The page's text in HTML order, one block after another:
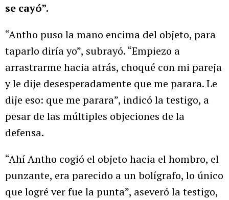
se cayó”.
“Antho puso la mano encima del objeto, para
taparlo diría yo”, subrayó. “Empiezo a
arrastrarme hacia atrás, choqué con mi pareja
y le dije desesperadamente que me parara. Le
dije eso: que me parara”, indicó la testigo, a
pesar de las múltiples objeciones de la
defensa.
“Ahí Antho cogió el objeto hacia el hombro, el
punzante, era parecido a un bolígrafo, lo único
que logré ver fue la punta”, aseveró la testigo,